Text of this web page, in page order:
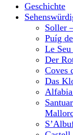
Geschichte
Soller
Puíg
Le
Der
Coves
Das